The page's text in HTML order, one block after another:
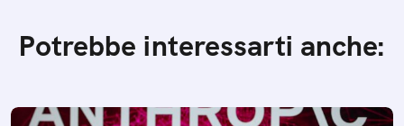
Potrebbe interessarti anche: